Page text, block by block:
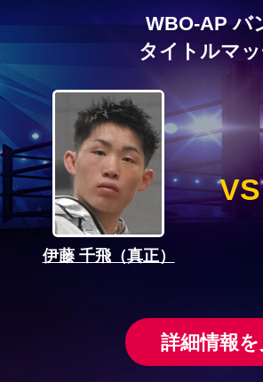
WBO-AP バ
タイトルマ
伊藤 千飛（真正）
VS
詳細情報を